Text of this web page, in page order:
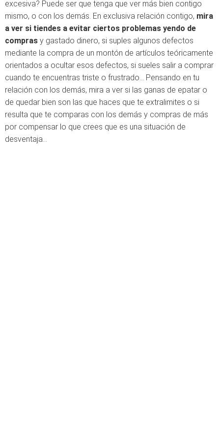
excesiva? Puede ser que tenga que ver más bien contigo
mismo, o con los demás. En exclusiva relación contigo, mira
a ver si tiendes a evitar ciertos problemas yendo de
compras y gastado dinero, si suples algunos defectos
mediante la compra de un montón de artículos teóricamente
orientados a ocultar esos defectos, si sueles salir a comprar
cuando te encuentras triste o frustrado… Pensando en tu
relación con los demás, mira a ver si las ganas de epatar o
de quedar bien son las que haces que te extralimites o si
resulta que te comparas con los demás y compras de más
por compensar lo que crees que es una situación de
desventaja…